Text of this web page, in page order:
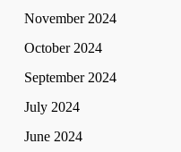
November 2024
October 2024
September 2024
July 2024
June 2024